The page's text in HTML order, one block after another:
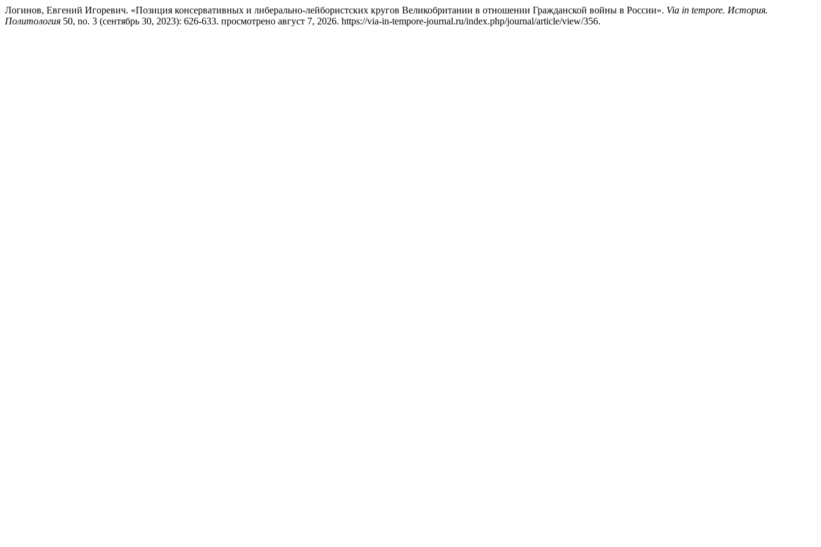
Логинов, Евгений Игоревич. «Позиция консервативных и либерально-лейбористских кругов Великобритании в отношении Гражданской войны в России». Via in tempore. История.
Политология 50, no. 3 (сентябрь 30, 2023): 626-633. просмотрено август 7, 2026. https://via-in-tempore-journal.ru/index.php/journal/article/view/356.